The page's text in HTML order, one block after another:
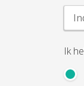
Ik